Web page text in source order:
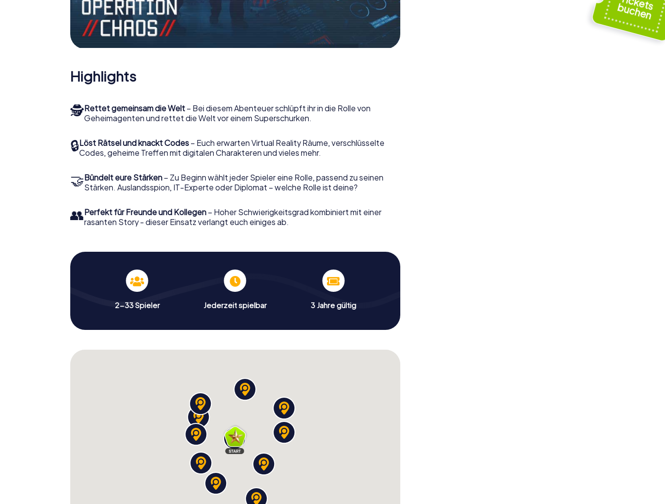
Highlights
🕵Rettet gemeinsam die Welt – Bei diesem Abenteuer schlüpft ihr in die Rolle von
Geheimagenten und rettet die Welt vor einem Superschurken.
🔒Löst Rätsel und knackt Codes – Euch erwarten Virtual Reality Räume, verschlüsselte
Codes, geheime Treffen mit digitalen Charakteren und vieles mehr.
🤝Bündelt eure Stärken – Zu Beginn wählt jeder Spieler eine Rolle, passend zu seinen
Stärken. Auslandsspion, IT-Experte oder Diplomat – welche Rolle ist deine?
👥Perfekt für Freunde und Kollegen – Hoher Schwierigkeitsgrad kombiniert mit einer
rasanten Story - dieser Einsatz verlangt euch einiges ab.
2-33 Spieler Jederzeit spielbar 3 Jahre gültig